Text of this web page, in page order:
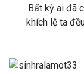
Bất kỳ ai đã
khích lệ ta